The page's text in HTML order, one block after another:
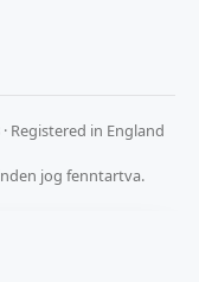
Registered in England
jog fenntartva.